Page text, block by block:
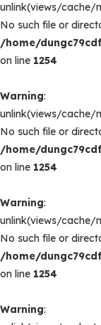
unlink(views/cache/
No such file or
/home/
on line 1254
Warning:
unlink(views/cache/
No such file or
/home/
on line 1254
Warning:
unlink(views/cache/
No such file or
/home/
on line 1254
Warning: